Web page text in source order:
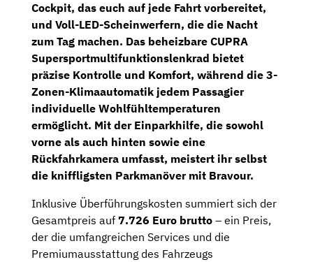
Cockpit, das euch auf jede Fahrt vorbereitet,
und Voll-LED-Scheinwerfern, die die Nacht
zum Tag machen. Das beheizbare CUPRA
Supersportmultifunktionslenkrad bietet
präzise Kontrolle und Komfort, während die 3-
Zonen-Klimaautomatik jedem Passagier
individuelle Wohlfühltemperaturen
ermöglicht. Mit der Einparkhilfe, die sowohl
vorne als auch hinten sowie eine
Rückfahrkamera umfasst, meistert ihr selbst
die kniffligsten Parkmanöver mit Bravour.
Inklusive Überführungskosten summiert sich der
Gesamtpreis auf 7.726 Euro brutto – ein Preis,
der die umfangreichen Services und die
Premiumausstattung des Fahrzeugs